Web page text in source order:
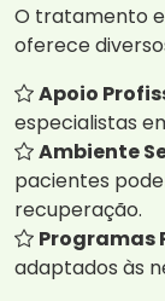
O tratamento
oferece
Apoio
especialistas
Ambiente
pacientes
recuperação.
Programas
adaptados às